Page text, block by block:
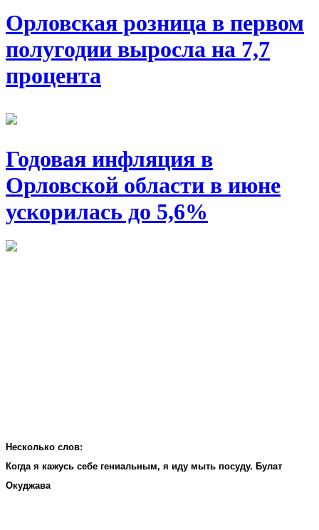
Орловская розница в первом
полугодии выросла на 7,7
процента
Годовая инфляция в
Орловской области в июне
ускорилась до 5,6%
Несколько слов:
Когда я кажусь себе гениальным, я иду мыть посуду. Булат
Окуджава